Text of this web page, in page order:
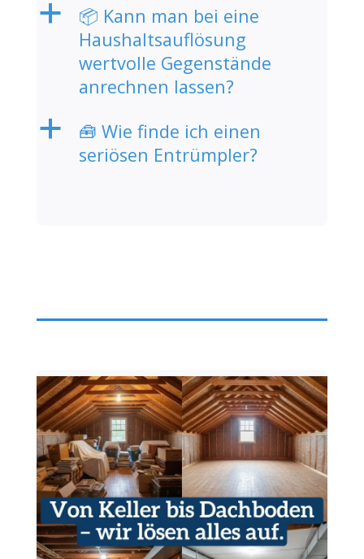
a
📦 Kann man bei eine
Haushaltsauflösung
wertvolle Gegenstände
anrechnen lassen?
a
🧰 Wie finde ich einen
seriösen Entrümpler?